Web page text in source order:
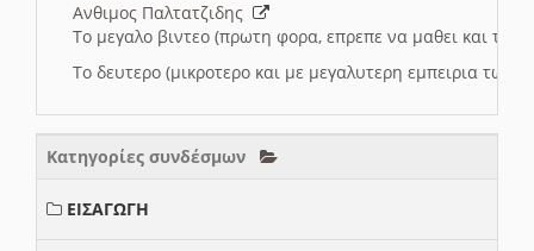
Ανθιμος Παλτατζιδης
Το μεγαλο βιντεο (πρωτη φορα, επρεπε να μαθει και το
Το δευτερο (μικροτερο και με μεγαλυτερη εμπειρια
Κατηγορίες συνδέσμων
ΕΙΣΑΓΩΓΗ